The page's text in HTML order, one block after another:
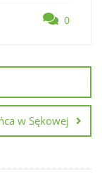
0
w Sękowej